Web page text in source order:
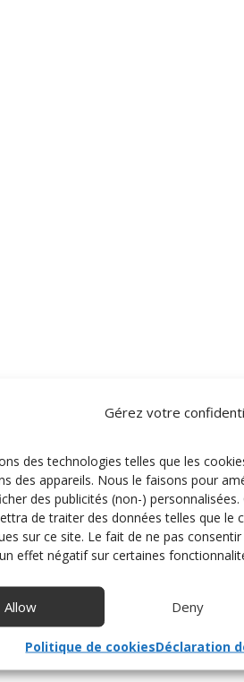
Gérez votre
des technologies telles que les
des appareils. Nous le faisons pour
des publicités (non-)
de traiter des données telles que le
sur ce site. Le fait de ne pas
effet négatif sur certaines
Allow Deny
Politique de cookiesDéclaration